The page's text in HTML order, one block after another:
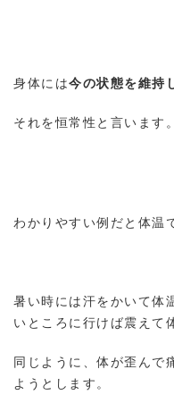
身体には今の状態を維持
それを恒常性と言います。
わかりやすい例だと体温
暑い時には汗をかいて体
いところに行けば震えて
同じように、体が歪んで
ようとします。